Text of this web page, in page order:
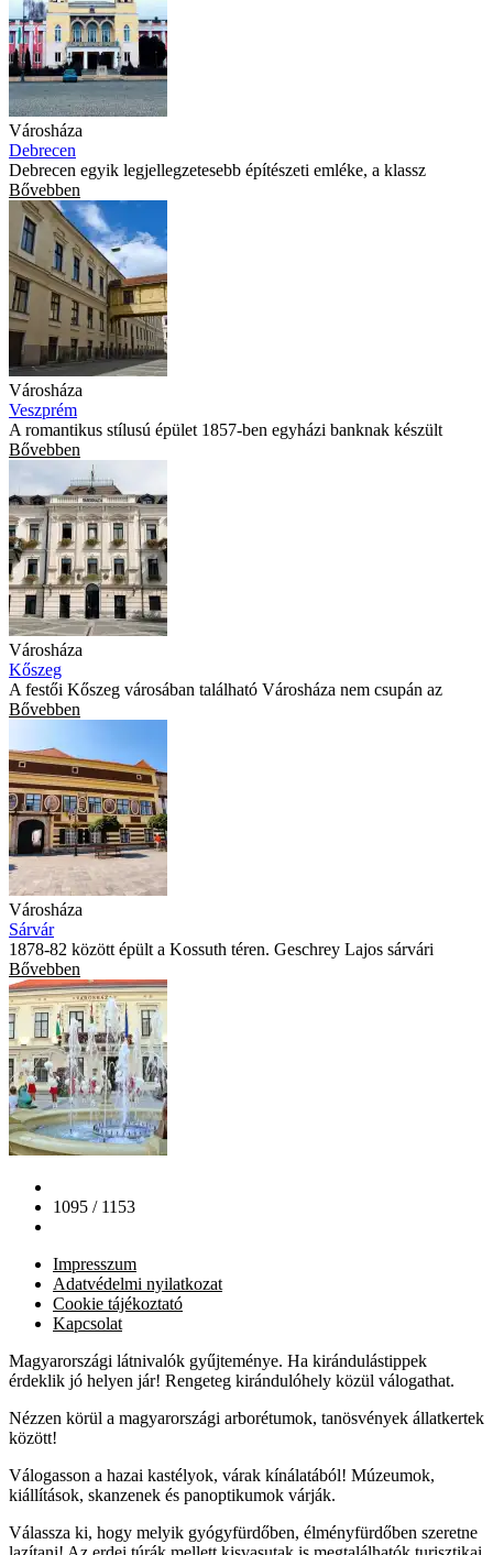
Városháza
Debrecen
Debrecen egyik legjellegzetesebb építészeti emléke, a klassz
Bővebben
Városháza
Veszprém
A romantikus stílusú épület 1857-ben egyházi banknak készült
Bővebben
Városháza
Kőszeg
A festői Kőszeg városában található Városháza nem csupán az
Bővebben
Városháza
Sárvár
1878-82 között épült a Kossuth téren. Geschrey Lajos sárvári
Bővebben
1095 / 1153
Impresszum
Adatvédelmi nyilatkozat
Cookie tájékoztató
Kapcsolat
Magyarországi látnivalók gyűjteménye. Ha kirándulástippek
érdeklik jó helyen jár! Rengeteg kirándulóhely közül válogathat.
Nézzen körül a magyarországi arborétumok, tanösvények állatkertek
között!
Válogasson a hazai kastélyok, várak kínálatából! Múzeumok,
kiállítások, skanzenek és panoptikumok várják.
Válassza ki, hogy melyik gyógyfürdőben, élményfürdőben szeretne